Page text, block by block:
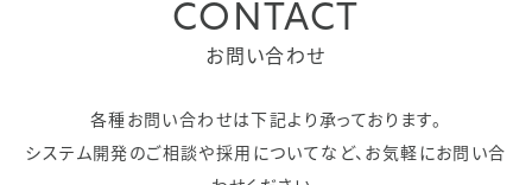
CONTACT
お問い合わせ
各種お問い合わせは下記より承っております。
システム開発のご相談や採用についてなど、お気軽にお問い合